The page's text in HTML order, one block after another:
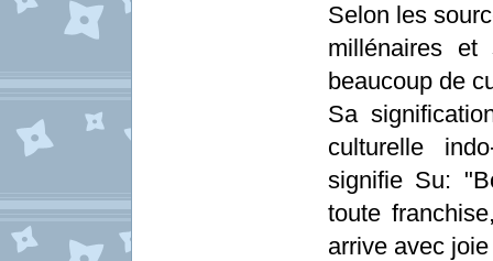
Selon les
millénaires
beaucoup de
Sa
culturelle
signifie Su:
toute
arrive avec